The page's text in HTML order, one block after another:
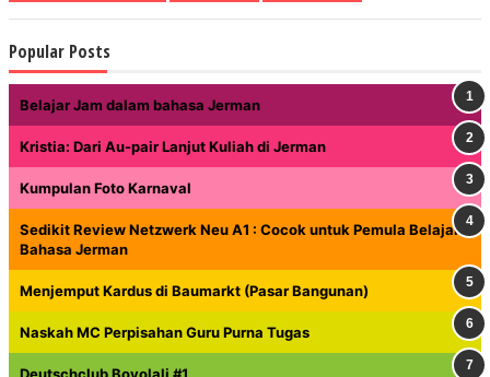
Popular Posts
Belajar Jam dalam bahasa Jerman
Kristia: Dari Au-pair Lanjut Kuliah di Jerman
Kumpulan Foto Karnaval
Sedikit Review Netzwerk Neu A1 : Cocok untuk Pemula Belajar
Bahasa Jerman
Menjemput Kardus di Baumarkt (Pasar Bangunan)
Naskah MC Perpisahan Guru Purna Tugas
Deutschclub Boyolali #1